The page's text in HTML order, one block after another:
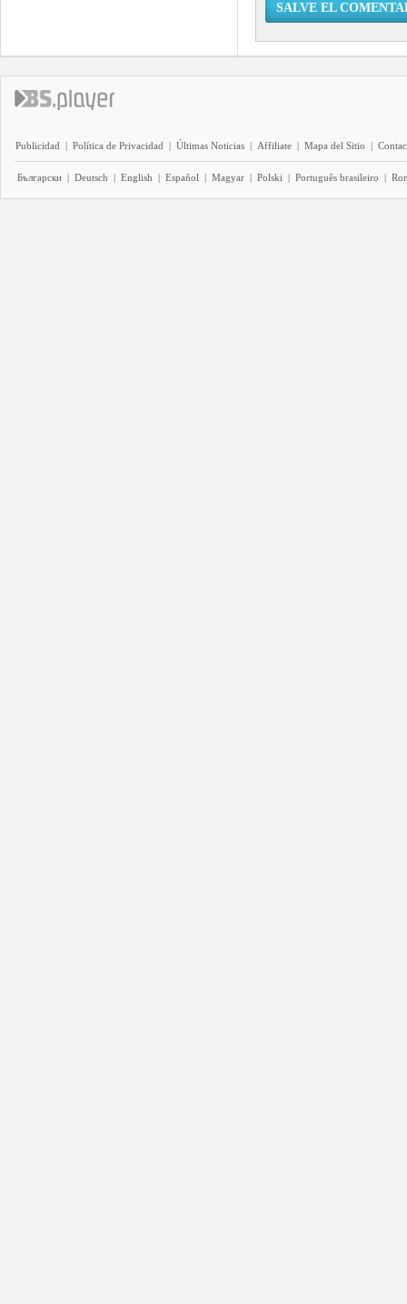
SALVE EL
Publicidad | Política de Privacidad | Últimas Noticias | Affiliate | Mapa del Sitio |
Български | Deutsch | English | Español | Magyar | Polski | Português brasileiro |